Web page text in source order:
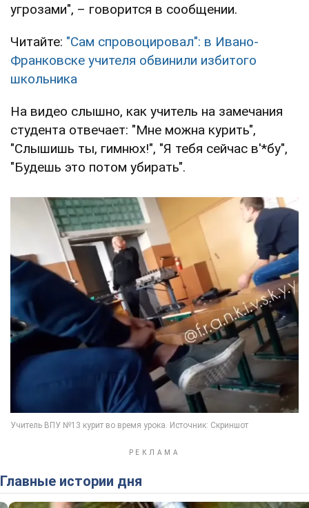
угрозами", – говорится в сообщении.
Читайте: "Сам спровоцировал": в Ивано-
Франковске учителя обвинили избитого
школьника
На видео слышно, как учитель на замечания
студента отвечает: "Мне можна курить",
"Слышишь ты, гимнюх!", "Я тебя сейчас в'*бу",
"Будешь это потом убирать".
Главные истории дня